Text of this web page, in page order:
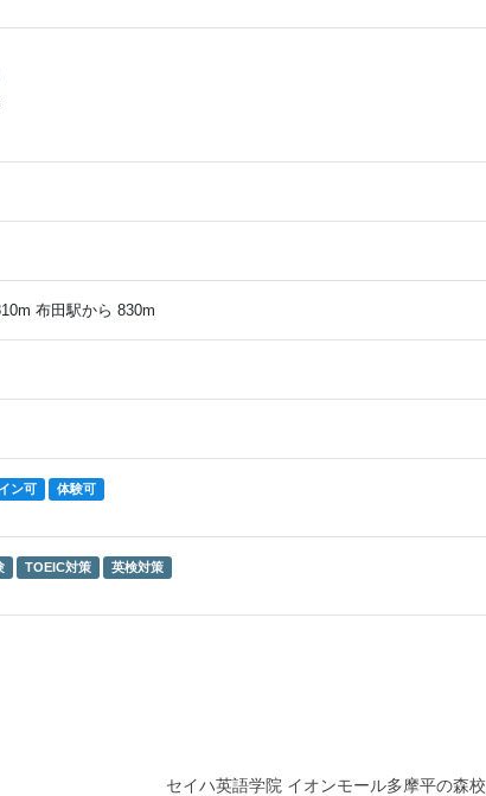
布田駅から 830m
ン可 体験可
TOEIC対策 英検対策
セイハ英語学院 イオンモール多摩平の森校